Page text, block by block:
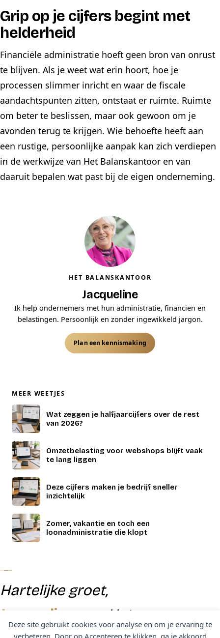
Deze site gebruikt cookies voor analyse en om je ervaring te
verbeteren. Door op Accepteren te klikken, ga je akkoord
Grip op je cijfers begint met
helderheid
Financiële administratie hoeft geen bron van onrust
te blijven. Als je weet wat erin hoort, hoe je
processen slimmer inricht en waar de fiscale
aandachtspunten zitten, ontstaat er ruimte. Ruimte
om beter te beslissen, maar ook gewoon om je
avonden terug te krijgen. Wie behoefte heeft aan
een rustige, persoonlijke aanpak kan zich verdiepen
in de werkwijze van Het Balanskantoor en van
daaruit bepalen wat past bij de eigen onderneming.
HET BALANSKANTOOR
Jacqueline
Ik help ondernemers met hun administratie, financien en
belastingen. Persoonlijk en zonder ingewikkeld jargon.
Plan een kennismaking
MEER WEETJES
Wat zeggen je halfjaarcijfers over de rest
van 2026?
Omzetbelasting voor webshops blijft vaak
te lang liggen
Deze cijfers maken je bedrijf sneller
inzichtelijk
Zomer, vakantie en toch een
loonadministratie die klopt
Hartelijke groet,
Jacqueline
van Het